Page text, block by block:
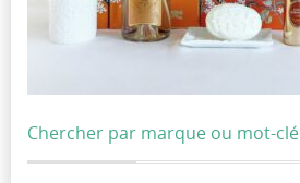
Chercher par marque ou mot-clé